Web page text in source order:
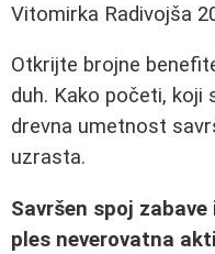
Vitomirka Radivojša
Otkrijte brojne
duh. Kako početi,
drevna umetnost
uzrasta.
Savršen spoj
ples neverovatna